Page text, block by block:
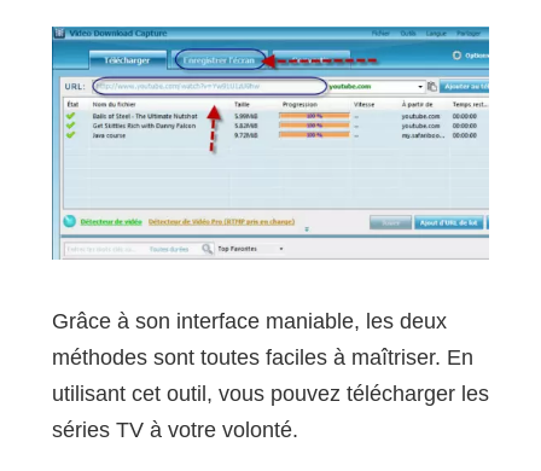
Grâce à son interface maniable, les deux
méthodes sont toutes faciles à maîtriser. En
utilisant cet outil, vous pouvez télécharger les
séries TV à votre volonté.